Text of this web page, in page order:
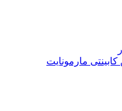
مارمونایت